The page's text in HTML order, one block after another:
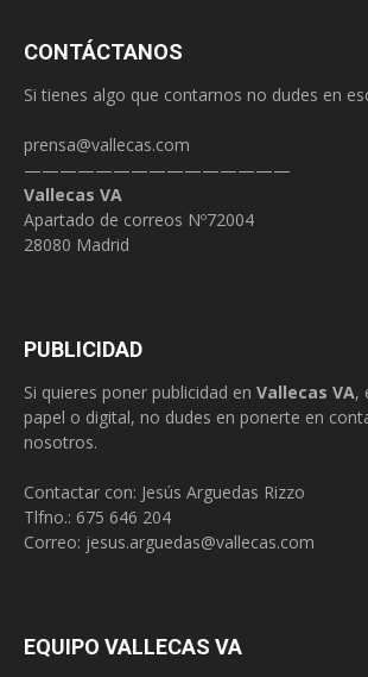
CONTÁCTANOS
Si tienes algo que contarnos no dudes en
prensa@vallecas.com
———————————————
Vallecas VA
Apartado de correos Nº72004
28080 Madrid
PUBLICIDAD
Si quieres poner publicidad en Vallecas VA,
papel o digital, no dudes en ponerte en
nosotros.
Contactar con: Jesús Arguedas Rizzo
Tlfno.: 675 646 204
Correo: jesus.arguedas@vallecas.com
EQUIPO VALLECAS VA